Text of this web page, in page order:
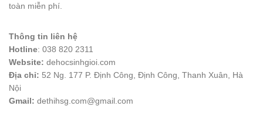
toàn miễn phí.
Thông tin liên hệ
Hotline: 038 820 2311
Website: dehocsinhgioi.com
Địa chỉ: 52 Ng. 177 P. Định Công, Định Công, Thanh Xuân, Hà
Nội
Gmail: dethihsg.com@gmail.com